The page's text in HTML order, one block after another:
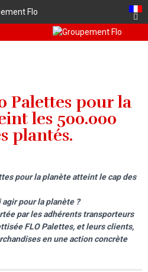
Palettes pour la
les 500.000
plantés.
pour la planète atteint le cap des
pour la planète ?
par les adhérents transporteurs
FLO Palettes, et leurs clients,
en une action concrète